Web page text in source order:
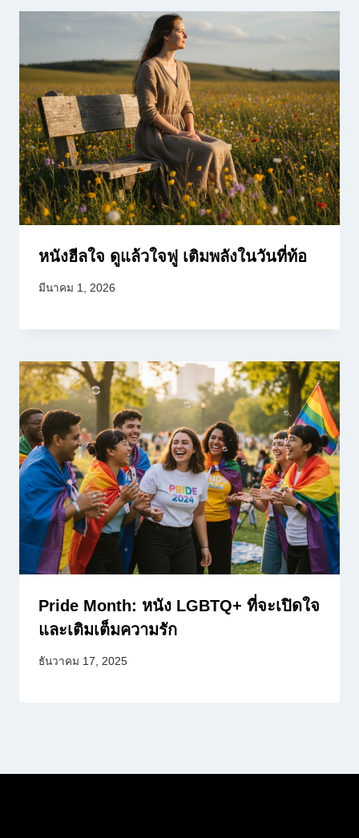
หนังฮีลใจ ดูแล้วใจฟู เติมพลังในวันที่ท้อ
มีนาคม 1, 2026
Pride Month: หนัง LGBTQ+ ที่จะเปิดใจ
และเติมเต็มความรัก
ธันวาคม 17, 2025